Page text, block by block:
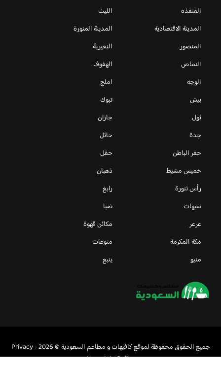
القنفذه
الليث
المدينة الاقتصادية
المدينة المنورة
المنصور
النعيرية
النماص
الهفوف
الوجه
املج
بيش
تبوك
ثول
جازان
جدة
حائل
حفر الباطن
حقل
خميس مشيط
ذهبان
رأس تنورة
رابغ
سيهات
ضبا
عرعر
مكائن قهوة
مكة المكرمة
منوعات
منيو
ينبع
جميع الحقوق محفوظة لموقع كافيهات و مطاعم السعودية © 2026 -
Privacy
Policy
-اعلن معنا